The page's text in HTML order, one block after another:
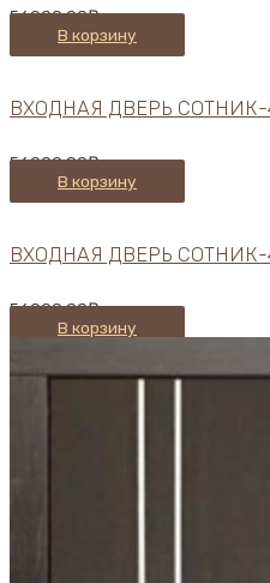
56900,00₽
В корзину
ВХОДНАЯ ДВЕРЬ
56900,00₽
В корзину
ВХОДНАЯ ДВЕРЬ
56900,00₽
В корзину